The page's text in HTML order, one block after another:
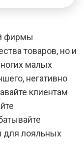
фирмы
товаров, но и
малых
негативно
клиентам
для лояльных